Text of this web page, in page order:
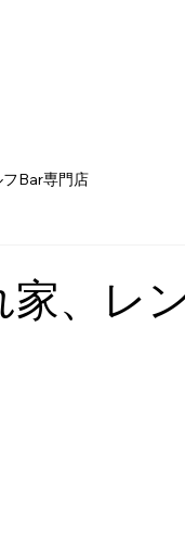
Bar専門店
家、レ